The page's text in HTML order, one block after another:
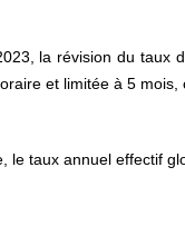
la révision du taux
et limitée à 5 mois,
le taux annuel effectif